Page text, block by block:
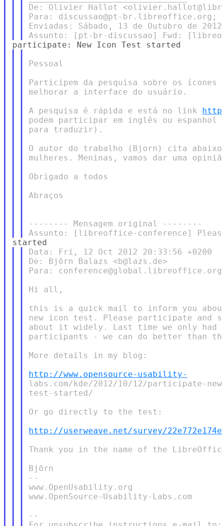
De: Olivier Hallot
Para: discussao@pt-
Enviadas: Sábado, 13 de Outubro de
Pessoal
Participem da pesquisa sobre os
melhorar a interface do usuário.
A pesquisa é rápida e está no link
podem participar em inglês ou
para traduzir).
O autor do trabalho (Bjorn) cita
mulheres. Meninas, vamos dar uma
Obrigado a todos
Abraços
-------- Mensagem original --------
Data: Fri, 12 Oct 2012 20:33:56 +0200
De: Björn Balazs <b@lazs.de>
Para: conference@global.libreoffice.org
Hi all,
this is a quick mail to inform you
new icon test. Please participate and
about it widely. Last time we only had
participants - we can do better than
More details in my blog:
http://www.opensource-usability-
labs.com/kde/2012/10/12/participate-
test-started/
Or go directly to the test:
http://userweave.net/survey/
Thank you in the name of the
Björn
--
www.OpenUsability.org
www.OpenSource-Usability-Labs.com
--